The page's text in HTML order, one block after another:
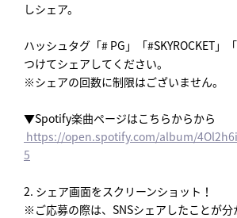
しシェア。
ハッシュタグ「# PG」「#SKYROCKET」
つけてシェアしてください。
※シェアの回数に制限はございません。
▼Spotify楽曲ページはこちらからから
https://open.spotify.com/album/
5
2. シェア画面をスクリーンショット！
※ご応募の際は、SNSシェアしたことが分